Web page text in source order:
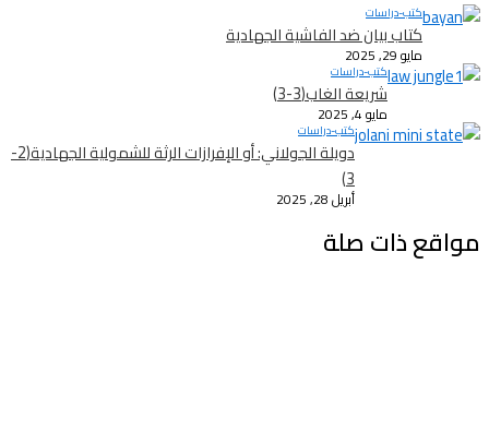
كتب-دراسات
كتاب بيان ضد الفاشية الجهادية
مايو 29, 2025
كتب-دراسات
شريعة الغاب(3-3)
مايو 4, 2025
كتب-دراسات
دويلة الجولاني: أو الإفرازات الرثة للشمولية الجهادية(2-
3)
أبريل 28, 2025
مواقع ذات صلة